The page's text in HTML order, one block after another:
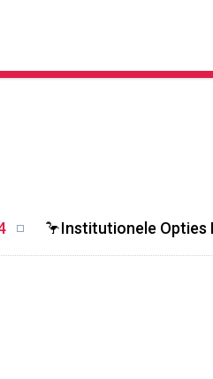
🦩Institutionele Opties